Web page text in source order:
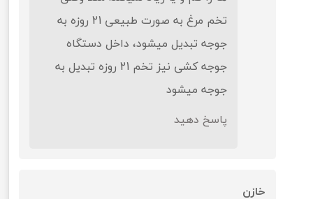
تخم مرغ به صورت طبیعی 21 روزه به
جوجه تبدیل میشود، داخل دستگاه
جوجه کشی نیز تخم 21 روزه تبدیل به
جوجه میشود
پاسخ دهید
خازن